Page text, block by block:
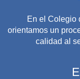
En el Colegio
orientamos un
calidad al